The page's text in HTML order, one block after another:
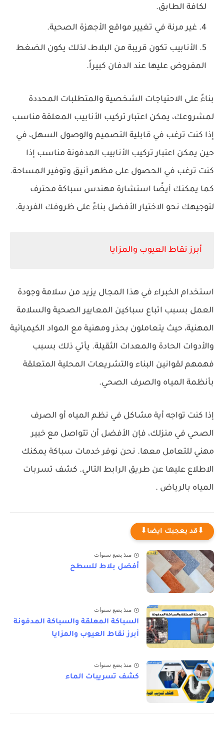
لكافة الطابق.
غير مرنة في تغيير مواقع الأجهزة الصحية.
الأنابيب تكون قريبة من البلاط، لذلك يكون الضغط
المفروض عليها عند الدفان كبيراً.
بناءً على الاحتياجات الشخصية والمتطلبات المحددة
لمشروعك، يمكن اعتبار تركيب الأنابيب المعلقة مناسب
إذا كنت ترغب في قابلية التصميم والوصول السهل، في
حين يمكن اعتبار تركيب الأنابيب المدفونة مناسب إذا
كنت ترغب في الحصول على مظهر أنيق وتوفير المساحة.
كما يمكنك أيضًا استشارة مهندس سباكة محترف
لتوجيهك نحو الاختيار الأفضل بناءً على ظروفك الفردية.
أبرز نقاط العيوب والمزايا
استخدام الخبراء في هذا المجال يزيد من سلامة وجودة
العمل بسبب اتباع سباكين المعايير الصحية والسلامة
المهنية، حيث يتعاملون بحذر ومهنية مع المواد الكيميائية
والأدوات الحادة والمعدات الثقيلة. يأتي ذلك بسبب
فهمهم لقوانين البناء والتشريعات المحلية المتعلقة
بأنظمة المياه والصرف الصحي.
إذا كنت تواجه أية مشاكل في نظم المياه أو الصرف
الصحي في منزلك، فإن الأفضل أن تتواصل مع خبير
مهني للتعامل معها. نحن نوفر خدمات سباكة يمكنك
الاطلاع عليها عن طريق الرابط التالي. كشف تسربات
المياه بالرياض .
⬇قد يعجبك ايضا⬇
منذ بضع سنوات
أفضل بلاط للسطح
منذ بضع سنوات
السباكة المعلقة والسباكة المدفونة
أبرز نقاط العيوب والمزايا
منذ بضع سنوات
كشف تسريبات الماء